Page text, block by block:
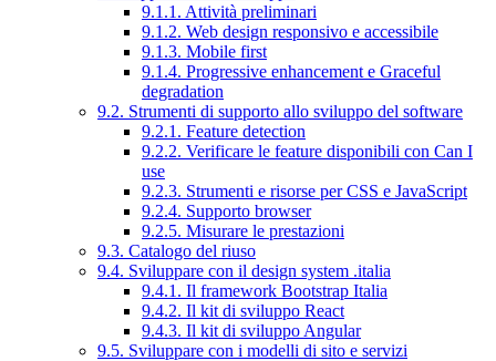
9.1.1. Attività preliminari
9.1.2. Web design responsivo e accessibile
9.1.3. Mobile first
9.1.4. Progressive enhancement e Graceful
degradation
9.2. Strumenti di supporto allo sviluppo del software
9.2.1. Feature detection
9.2.2. Verificare le feature disponibili con Can I
use
9.2.3. Strumenti e risorse per CSS e JavaScript
9.2.4. Supporto browser
9.2.5. Misurare le prestazioni
9.3. Catalogo del riuso
9.4. Sviluppare con il design system .italia
9.4.1. Il framework Bootstrap Italia
9.4.2. Il kit di sviluppo React
9.4.3. Il kit di sviluppo Angular
9.5. Sviluppare con i modelli di sito e servizi